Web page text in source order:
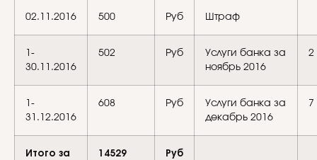
02.11.2016 500 Руб Штраф
1-
30.11.2016
502 Руб
Услуги банка за
ноябрь 2016
2
1-
31.12.2016
608 Руб
Услуги банка за
декабрь 2016
7
Итого за
14529 Руб